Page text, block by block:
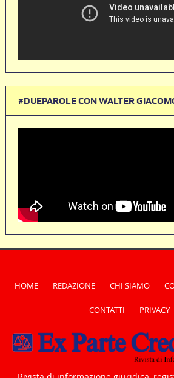
#DUEPAROLE CON WALTER
HOME REDAZIONE CHI SIAMO
CONTATTI PRIVACY